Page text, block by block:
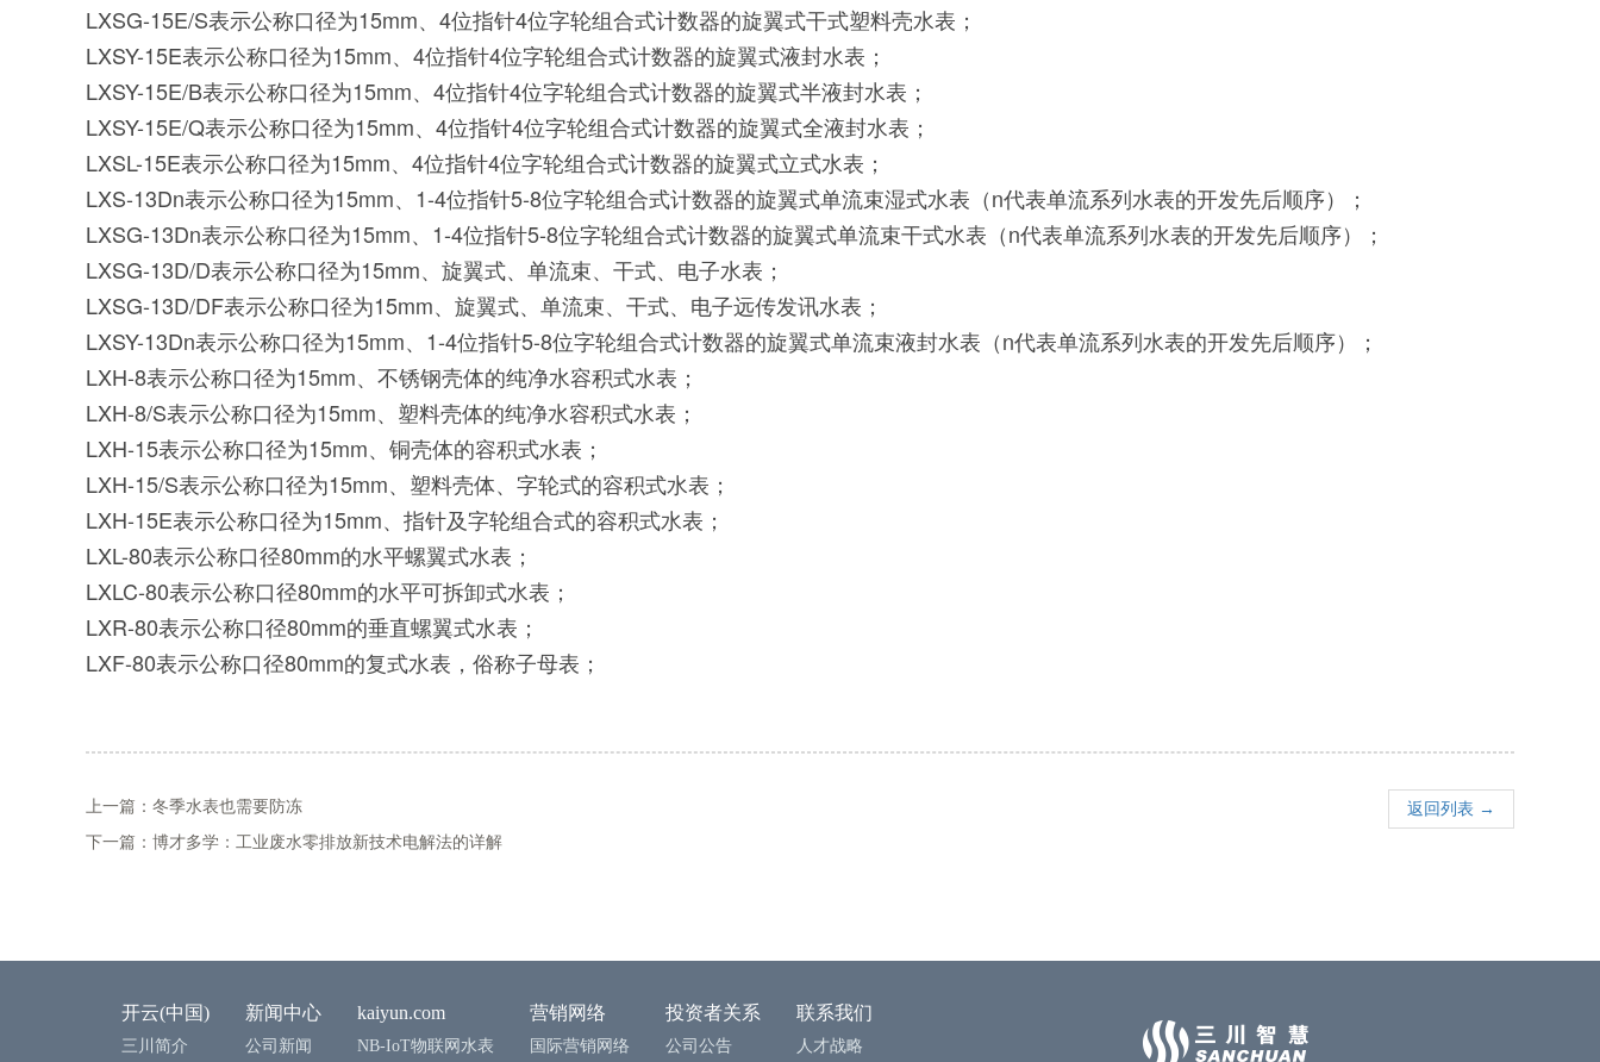
LXSG-15E/S表示公称口径为15mm、4位指针4位字轮组合式计数器的旋翼式干式塑料壳水表；
LXSY-15E表示公称口径为15mm、4位指针4位字轮组合式计数器的旋翼式液封水表；
LXSY-15E/B表示公称口径为15mm、4位指针4位字轮组合式计数器的旋翼式半液封水表；
LXSY-15E/Q表示公称口径为15mm、4位指针4位字轮组合式计数器的旋翼式全液封水表；
LXSL-15E表示公称口径为15mm、4位指针4位字轮组合式计数器的旋翼式立式水表；
LXS-13Dn表示公称口径为15mm、1-4位指针5-8位字轮组合式计数器的旋翼式单流束湿式水表（n代表单流系列水表的开发先后顺序）；
LXSG-13Dn表示公称口径为15mm、1-4位指针5-8位字轮组合式计数器的旋翼式单流束干式水表（n代表单流系列水表的开发先后顺序）；
LXSG-13D/D表示公称口径为15mm、旋翼式、单流束、干式、电子水表；
LXSG-13D/DF表示公称口径为15mm、旋翼式、单流束、干式、电子远传发讯水表；
LXSY-13Dn表示公称口径为15mm、1-4位指针5-8位字轮组合式计数器的旋翼式单流束液封水表（n代表单流系列水表的开发先后顺序）；
LXH-8表示公称口径为15mm、不锈钢壳体的纯净水容积式水表；
LXH-8/S表示公称口径为15mm、塑料壳体的纯净水容积式水表；
LXH-15表示公称口径为15mm、铜壳体的容积式水表；
LXH-15/S表示公称口径为15mm、塑料壳体、字轮式的容积式水表；
LXH-15E表示公称口径为15mm、指针及字轮组合式的容积式水表；
LXL-80表示公称口径80mm的水平螺翼式水表；
LXLC-80表示公称口径80mm的水平可拆卸式水表；
LXR-80表示公称口径80mm的垂直螺翼式水表；
LXF-80表示公称口径80mm的复式水表，俗称子母表；
上一篇：冬季水表也需要防冻
下一篇：博才多学：工业废水零排放新技术电解法的详解
返回列表 →
开云(中国)
三川简介
新闻中心
公司新闻
kaiyun.com
NB-IoT物联网水表
营销网络
国际营销网络
投资者关系
公司公告
联系我们
人才战略